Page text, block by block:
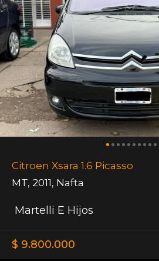
Citroen Xsara 1.6 Picasso
MT, 2011, Nafta
Martelli E Hijos
$ 9.800.000